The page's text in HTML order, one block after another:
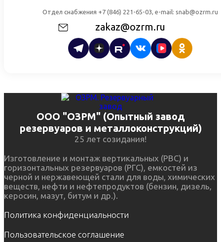
Отдел снабжения +7 (846) 221-65-03, e-mail: snab@ozrm.ru
zakaz@ozrm.ru
ООО "ОЗРМ" (Опытный завод
резервуаров и металлоконструкций)
25 лет созидания!
Изготовление и монтаж вертикальных (РВС) и
горизонтальных резервуаров (РГС), емкостей из
черной и нержавеющей стали для воды, химических
веществ, нефти и нефтепродуктов (бензин, дизель,
керосин, мазут, битум и др.).
Политика конфиденциальности
Пользовательское соглашение